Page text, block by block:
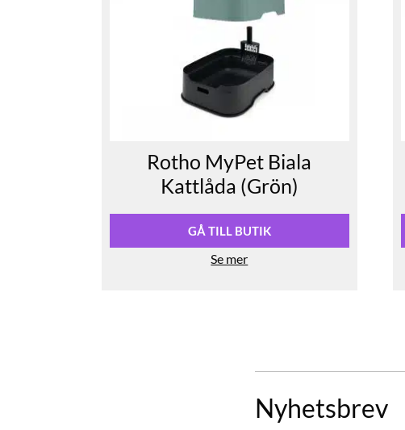
Rotho MyPet Biala
Kattlåda (Grön)
GÅ TILL BUTIK
Se mer
Nyhetsbrev